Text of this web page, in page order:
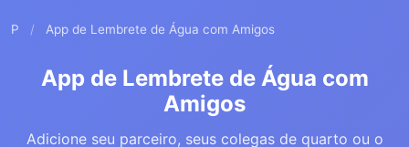
P / App de Lembrete de Água com Amigos
App de Lembrete de Água com
Amigos
Adicione seu parceiro, seus colegas de quarto ou o